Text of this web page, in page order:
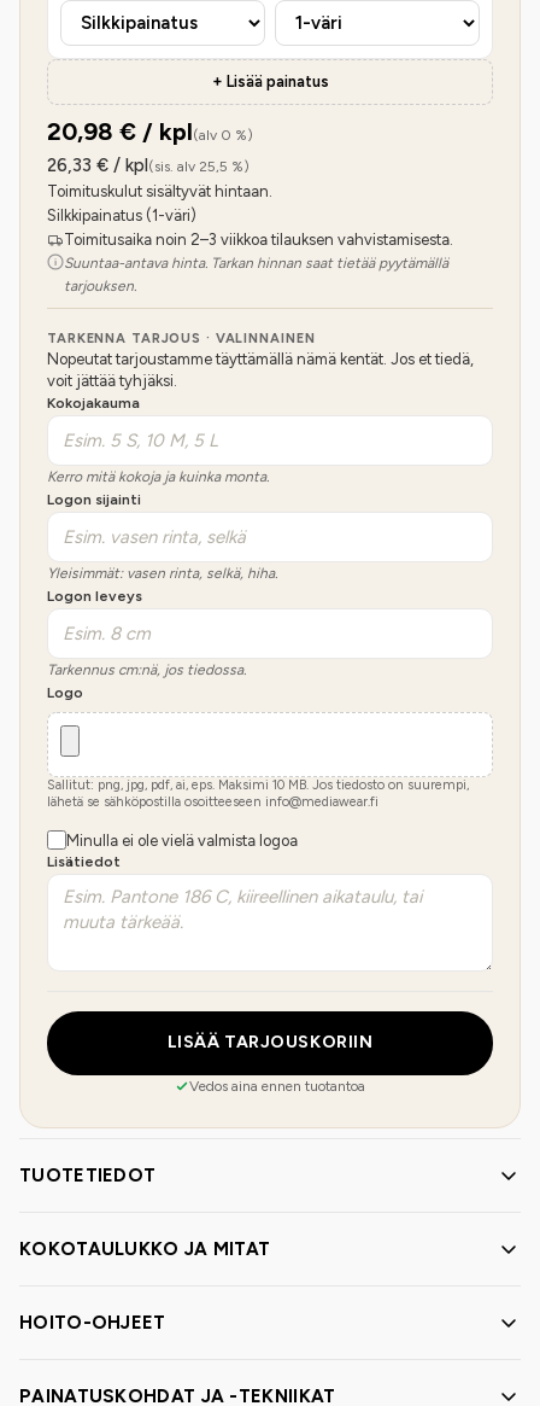
+ Lisää painatus
20,98 € / kpl(alv 0 %)
26,33 € / kpl(sis. alv 25,5 %)
Toimituskulut sisältyvät hintaan.
Silkkipainatus (1-väri)
Toimitusaika noin 2–3 viikkoa tilauksen vahvistamisesta.
Suuntaa-antava hinta. Tarkan hinnan saat tietää pyytämällä
tarjouksen.
TARKENNA TARJOUS · VALINNAINEN
Nopeutat tarjoustamme täyttämällä nämä kentät. Jos et tiedä,
voit jättää tyhjäksi.
Kokojakauma
Kerro mitä kokoja ja kuinka monta.
Logon sijainti
Yleisimmät: vasen rinta, selkä, hiha.
Logon leveys
Tarkennus cm:nä, jos tiedossa.
Logo
Sallitut: png, jpg, pdf, ai, eps. Maksimi 10 MB. Jos tiedosto on suurempi,
lähetä se sähköpostilla osoitteeseen info@mediawear.fi
Minulla ei ole vielä valmista logoa
Lisätiedot
LISÄÄ TARJOUSKORIIN
Vedos aina ennen tuotantoa
TUOTETIEDOT
KOKOTAULUKKO JA MITAT
HOITO-OHJEET
PAINATUSKOHDAT JA -TEKNIIKAT